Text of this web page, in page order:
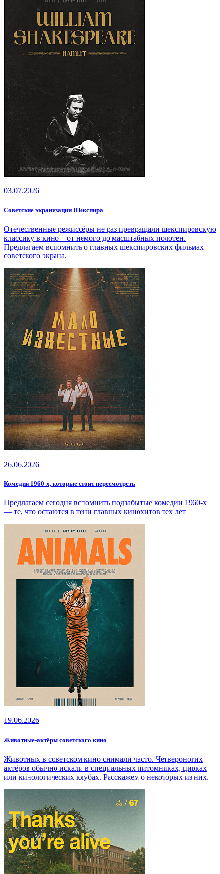
03.07.2026
Советские экранизации Шекспира
Отечественные режиссёры не раз превращали шекспировскую
классику в кино – от немого до масштабных полотен.
Предлагаем вспомнить о главных шекспировских фильмах
советского экрана.
26.06.2026
Комедии 1960-х, которые стоит пересмотреть
Предлагаем сегодня вспомнить подзабытые комедии 1960-х
— те, что остаются в тени главных кинохитов тех лет
19.06.2026
Животные‑актёры советского кино
Животных в советском кино снимали часто. Четвероногих
актёров обычно искали в специальных питомниках, цирках
или кинологических клубах. Расскажем о некоторых из них.